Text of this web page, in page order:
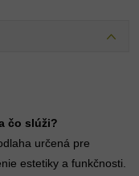
čo slúži?
určená pre
estetiky a funkčnosti.